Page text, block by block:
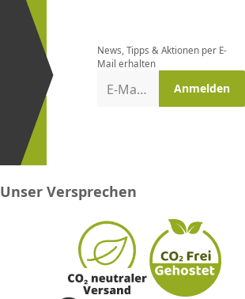
und bei
Aktionen
News, Tipps & Aktionen per E-
Mail erhalten
E-Mail-Adresse Anmelden
Unser Versprechen